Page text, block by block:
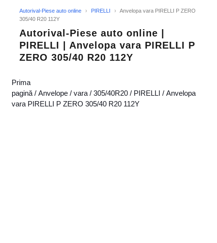
Autorival-Piese auto online › PIRELLI ›
Anvelopa vara PIRELLI P ZERO
305/40 R20 112Y
Autorival-Piese auto online |
PIRELLI | Anvelopa vara PIRELLI P
ZERO 305/40 R20 112Y
Prima
pagină / Anvelope / vara / 305/40R20 / PIRELLI / Anvelopa
vara PIRELLI P ZERO 305/40 R20 112Y